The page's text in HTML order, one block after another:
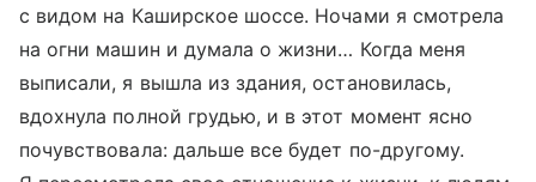
с видом на Каширское шоссе. Ночами я смотрела
на огни машин и думала о жизни… Когда меня
выписали, я вышла из здания, остановилась,
вдохнула полной грудью, и в этот момент ясно
почувствовала: дальше все будет по-другому.